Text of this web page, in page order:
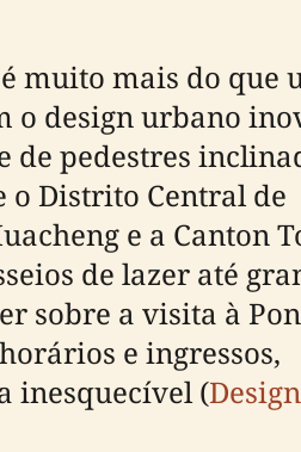
muito mais do que
o design urbano
pedestres
o Distrito Central de
e a Canton
de lazer até
sobre a visita à
e ingressos,
inesquecível (